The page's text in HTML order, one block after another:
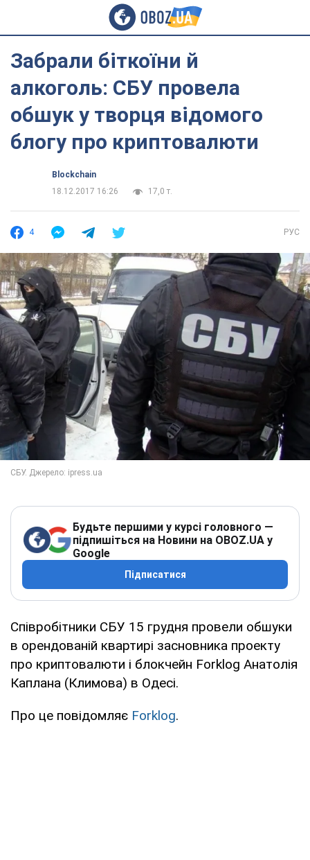
Забрали біткоїни й
алкоголь: СБУ провела
обшук у творця відомого
блогу про криптовалюти
Blockchain
18.12.2017 16:26
17,0 т.
4 РУС
Будьте першими у курсі головного —
підпишіться на Новини на OBOZ.UA у
Google
Підписатися
Співробітники СБУ 15 грудня провели обшуки
в орендованій квартирі засновника проекту
про криптовалюти і блокчейн Forklog Анатолія
Каплана (Климова) в Одесі.
Про це повідомляє Forklog.